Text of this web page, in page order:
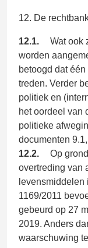
12. De
12.1.
Wat ook
worden
betoogd dat
treden. Verder
politiek en
het oordeel van
politieke
documenten
12.2.
Op
overtreding van
levensmiddelen
1169/2011
gebeurd op 27
2019. Anders
waarschuwing